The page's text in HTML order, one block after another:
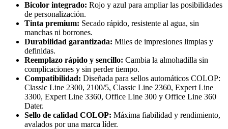
Line
Dater
cantidad
Bicolor integrado: Rojo y azul para ampliar las posibilidades
de personalización.
Tinta premium: Secado rápido, resistente al agua, sin
manchas ni borrones.
Durabilidad garantizada: Miles de impresiones limpias y
definidas.
Reemplazo rápido y sencillo: Cambia la almohadilla sin
complicaciones y sin perder tiempo.
Compatibilidad: Diseñada para sellos automáticos COLOP:
Classic Line 2300, 2100/5, Classic Line 2360, Expert Line
3300, Expert Line 3360, Office Line 300 y Office Line 360
Dater.
Sello de calidad COLOP: Máxima fiabilidad y rendimiento,
avalados por una marca líder.